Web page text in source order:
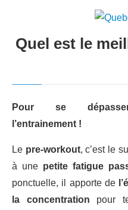
Quel est le
Pour se
l’entrainement !
Le pre-workout, c’est le
à une petite fatigue
ponctuelle, il apporte de
la concentration pour